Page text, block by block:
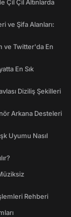
Çil Çil Altınlarda
ve Şifa Alanları:
ve Twitter'da En
En Sık
Diziliş Şekilleri
Arkana Desteleri
Uyumu Nasıl
Rehberi